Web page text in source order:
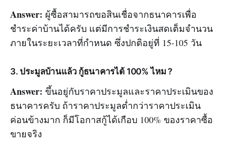
Answer: ผู้ซื้อสามารถขอสินเชื่อจากธนาคารเพื่อ
ชำระค่าบ้านได้ครับ แต่มีการชำระเงินสดเต็มจำนวน
ภายในระยะเวลาที่กำหนด ซึ่งปกติอยู่ที่ 15-105 วัน
3. ประมูลบ้านแล้ว กู้ธนาคารได้ 100% ไหม ?
Answer: ขึ้นอยู่กับราคาประมูลและราคาประเมินของ
ธนาคารครับ ถ้าราคาประมูลต่ำกว่าราคาประเมิน
ค่อนข้างมาก ก็มีโอกาสกู้ได้เกือบ 100% ของราคาซื้อ
ขายจริง